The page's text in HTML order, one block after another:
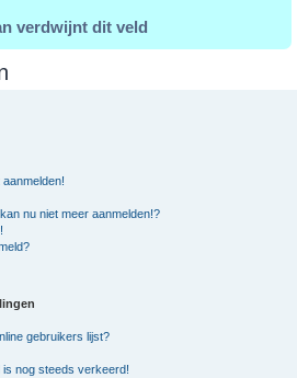
verdwijnt dit veld
nu niet meer aanmelden!?
gebruikers lijst?
is nog steeds verkeerd!